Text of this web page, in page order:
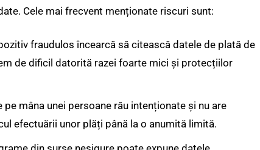
Cele mai frecvent menționate riscuri sunt:
fraudulos încearcă să citească datele de plată de
de dificil datorită razei foarte mici și protecțiilor
mâna unei persoane rău intenționate și nu are
efectuării unor plăți până la o anumită limită.